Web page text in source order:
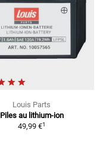
Louis Parts
Piles au lithium-ion
49,99 €1